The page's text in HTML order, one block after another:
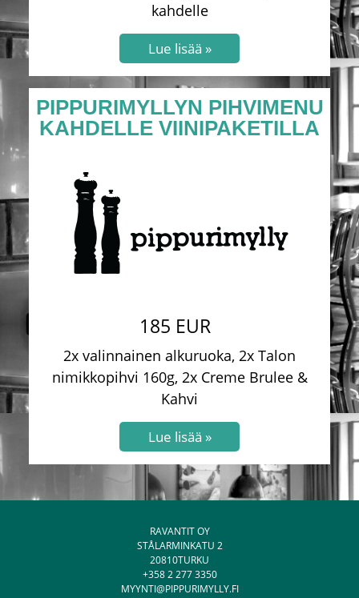
kahdelle
PIPPURIMYLLYN PIHVIMENU
KAHDELLE VIINIPAKETILLA
185 EUR
2x valinnainen alkuruoka, 2x Talon
nimikkopihvi 160g, 2x Creme Brulee &
Kahvi
RAVANTIT OY
STÅLARMINKATU 2
20810TURKU
+358 2 277 3350
MYYNTI@PIPPURIMYLLY.FI